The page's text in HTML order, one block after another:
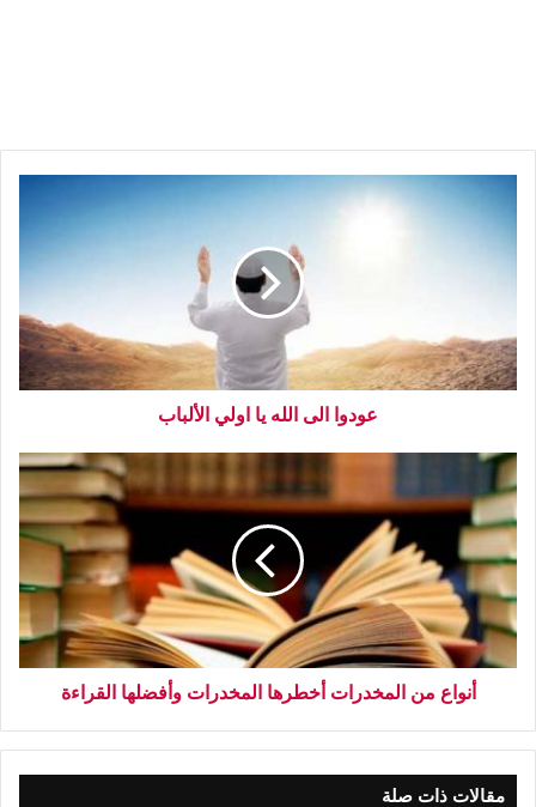
عودوا الى الله يا اولي الألباب
أنواع من المخدرات أخطرها المخدرات وأفضلها القراءة
مقالات ذات صلة